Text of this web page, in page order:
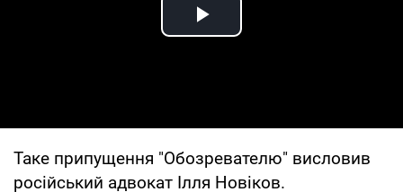
Play Video
Таке припущення "Обозревателю" висловив
російський адвокат Ілля Новіков.